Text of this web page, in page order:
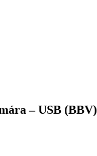
– USB (BBV)